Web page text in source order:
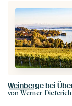
von Werner Dieterich